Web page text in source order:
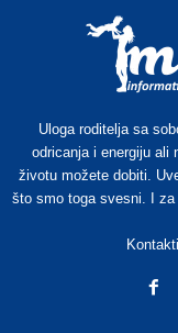
Uloga roditelja sa
odricanja i energiju ali
životu možete dobiti.
što smo toga svesni. I